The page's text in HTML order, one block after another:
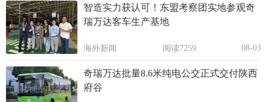
智造实力获认可！东盟考察团实地参观奇
瑞万达客车生产基地
海外新闻 阅读7259 08-03
奇瑞万达批量8.6米纯电公交正式交付陕西
府谷